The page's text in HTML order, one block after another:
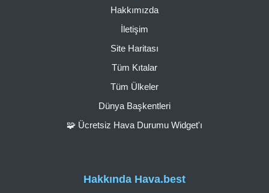
Hakkında Hava.best
Hakkımızda
İletişim
Site Haritası
Tüm Kıtalar
Tüm Ülkeler
Dünya Başkentleri
🧩 Ücretsiz Hava Durumu Widget'ı